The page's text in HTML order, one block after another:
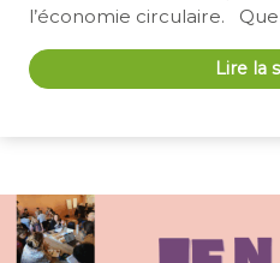
l’économie circulaire.
Lire la